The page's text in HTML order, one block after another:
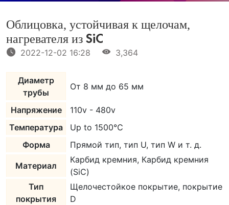
Облицовка, устойчивая к щелочам,
нагревателя из SiC
2022-12-02 16:28 3,364
Диаметр
трубы
От 8 мм до 65 мм
Напряжение
110v - 480v
Температура
Up to 1500℃
Форма
Прямой тип, тип U, тип W и т. д.
Материал
Карбид кремния, Карбид кремния
(SiC)
Тип
покрытия
Щелочестойкое покрытие, покрытие
D